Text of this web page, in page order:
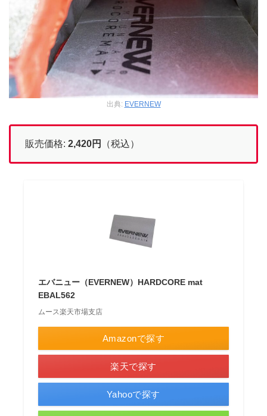
出典: EVERNEW
販売価格: 2,420円 （税込）
エバニュー（EVERNEW）HARDCORE mat
EBAL562
ムース楽天市場支店
Amazonで探す
楽天で探す
Yahooで探す